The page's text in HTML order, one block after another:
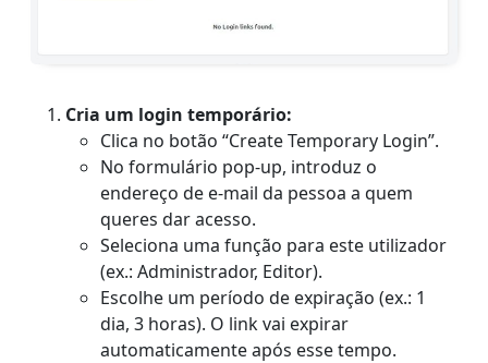
Cria um login temporário:
Clica no botão “Create Temporary Login”.
No formulário pop-up, introduz o
endereço de e-mail da pessoa a quem
queres dar acesso.
Seleciona uma função para este utilizador
(ex.: Administrador, Editor).
Escolhe um período de expiração (ex.: 1
dia, 3 horas). O link vai expirar
automaticamente após esse tempo.